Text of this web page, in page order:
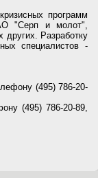
программ
"Серп и молот",
Разработку
специалистов -
(495) 786-20-
(495) 786-20-89,